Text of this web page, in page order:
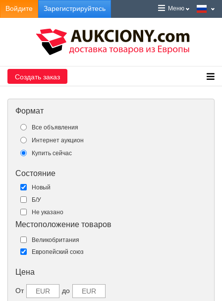
Войдите Зарегистрируйтесь Меню
Создать заказ
Формат
Все объявления
Интернет аукцион
Купить сейчас
Состояние
Новый
Б/У
Не указано
Местоположение товаров
Великобритания
Европейский союз
Цена
От до